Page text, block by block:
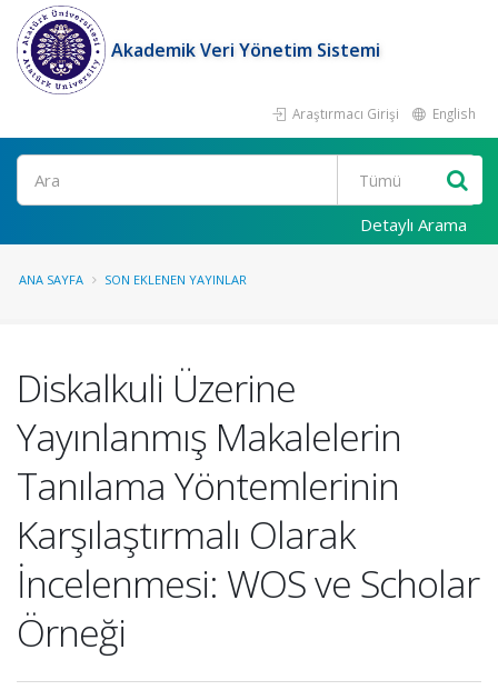
Akademik Veri Yönetim Sistemi
Araştırmacı Girişi English
Ara
Detaylı Arama
ANA SAYFA SON EKLENEN YAYINLAR
Diskalkuli Üzerine
Yayınlanmış Makalelerin
Tanılama Yöntemlerinin
Karşılaştırmalı Olarak
İncelenmesi: WOS ve Scholar
Örneği